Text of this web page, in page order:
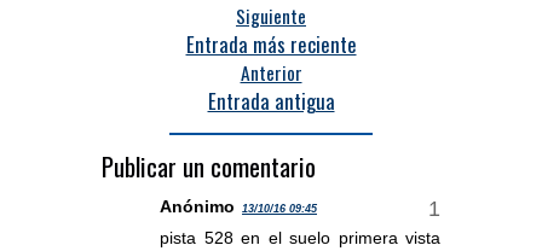
Siguiente
Entrada más reciente
Anterior
Entrada antigua
Publicar un comentario
Anónimo 13/10/16 09:45
pista 528 en el suelo primera vista